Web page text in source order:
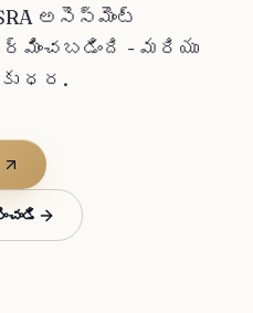
అసెస్‌మెంట్
- మరియు
ధర.